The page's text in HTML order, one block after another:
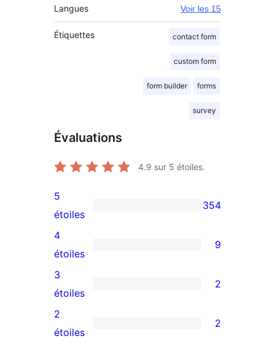
Langues Voir les 15
Étiquettes contact form
custom form
form builder forms
survey
Évaluations
4.9 sur 5 étoiles.
354
avis
à
5
étoiles
5
étoiles
354
9
avis
à
4
étoiles
4
étoiles
9
2
avis
à
3
étoiles
2
2
2
étoiles
2